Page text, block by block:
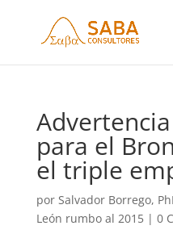
para el
el triple
por Salvador Borrego,
León rumbo al 2015| 0